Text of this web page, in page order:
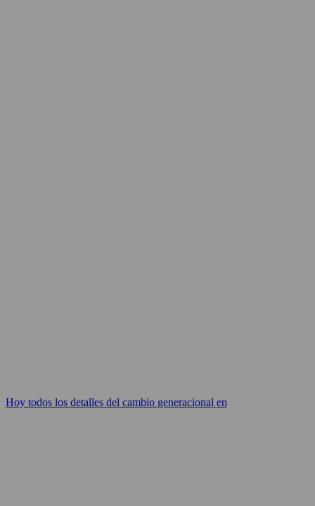
Hoy todos los detalles del cambio generacional en